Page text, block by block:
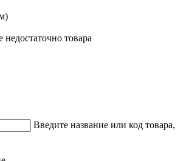
товара
Введите название или код товара,